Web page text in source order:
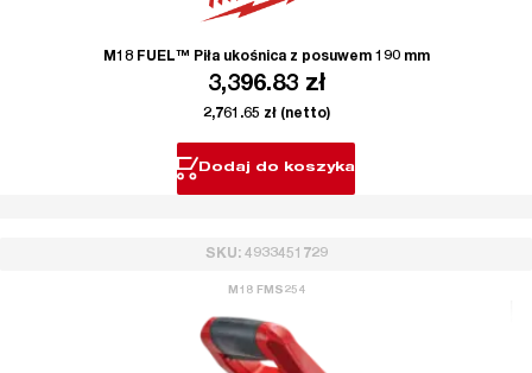
M18 FUEL™ Piła ukośnica z posuwem 190 mm
3,396.83 zł
2,761.65 zł(netto)
Dodaj do koszyka
SKU: 4933451729
M18 FMS254